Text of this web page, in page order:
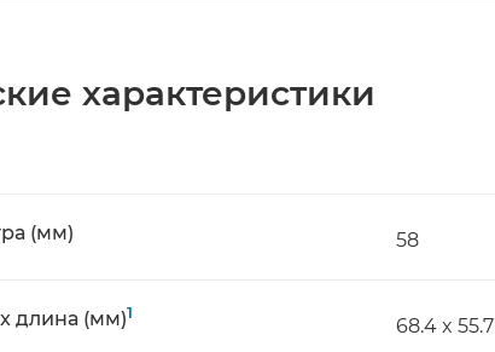
характеристики
(мм) 58
длина (мм)1
68.4 x 55.7